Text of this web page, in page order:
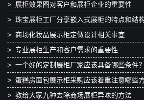
> 展柜效果图对客户和展柜企业的重要性
> 珠宝展柜工厂分享嵌入式展柜的特点和结
> 商场化妆品展示柜定做设计相关事宜
> 专业展柜生产和客户需求的重要性
> 一个好的定制展柜厂家应该具备哪些条件？
> 蛋糕房面包展示柜采购应该着重注意哪些
> 教给大家九种去除商场展柜异味的方法